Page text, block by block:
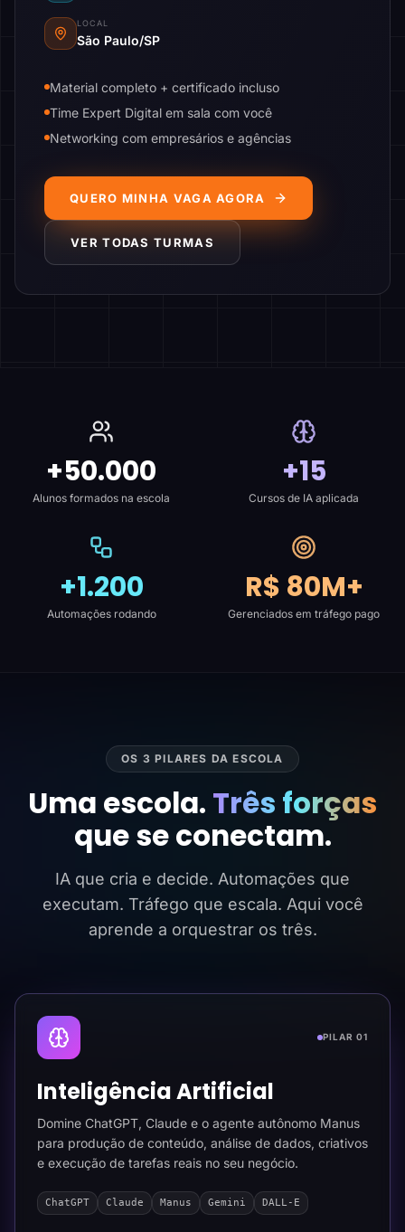
LOCAL
São Paulo/SP
Material completo + certificado incluso
Time Expert Digital em sala com você
Networking com empresários e agências
QUERO MINHA VAGA AGORA
VER TODAS TURMAS
+50.000
Alunos formados na escola
+15
Cursos de IA aplicada
+1.200
Automações rodando
R$ 80M+
Gerenciados em tráfego pago
OS 3 PILARES DA ESCOLA
Uma escola. Três forças
que se conectam.
IA que cria e decide. Automações que
executam. Tráfego que escala. Aqui você
aprende a orquestrar os três.
PILAR 01
Inteligência Artificial
Domine ChatGPT, Claude e o agente autônomo Manus
para produção de conteúdo, análise de dados, criativos
e execução de tarefas reais no seu negócio.
ChatGPT Claude Manus Gemini DALL-E